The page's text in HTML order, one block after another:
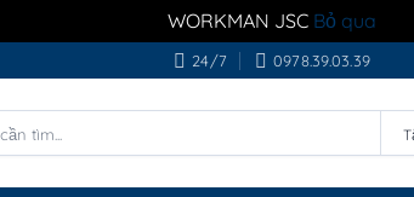
WORKMAN JSC Bỏ qua
24/7 0978.39.03.39